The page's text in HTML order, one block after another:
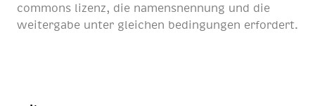
commons lizenz, die namensnennung und die
weitergabe unter gleichen bedingungen erfordert.